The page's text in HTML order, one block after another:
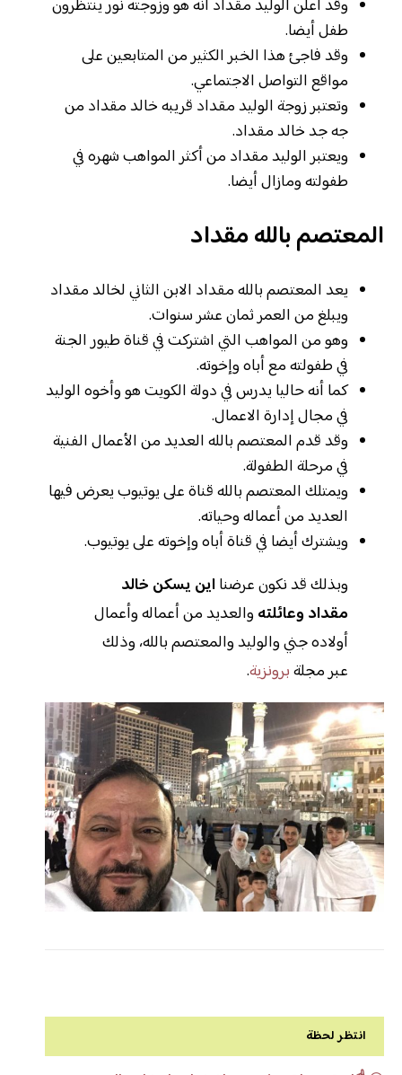
وقد أعلن الوليد مقداد أنه هو وزوجته نور ينتظرون
طفل أيضا.
وقد فاجئ هذا الخبر الكثير من المتابعين على
مواقع التواصل الاجتماعي.
وتعتبر زوجة الوليد مقداد قريبه خالد مقداد من
جه جد خالد مقداد.
ويعتبر الوليد مقداد من أكثر المواهب شهره في
طفولته ومازال أيضا.
المعتصم بالله مقداد
يعد المعتصم بالله مقداد الابن الثاني لخالد مقداد
ويبلغ من العمر ثمان عشر سنوات.
وهو من المواهب التي اشتركت في قناة طيور الجنة
في طفولته مع أباه وإخوته.
كما أنه حاليا يدرس في دولة الكويت هو وأخوه الوليد
في مجال إدارة الاعمال.
وقد قدم المعتصم بالله العديد من الأعمال الفنية
في مرحلة الطفولة.
ويمتلك المعتصم بالله قناة على يوتيوب يعرض فيها
العديد من أعماله وحياته.
ويشترك أيضا في قناة أباه وإخوته على يوتيوب.
وبذلك قد نكون عرضنااين يسكن خالد
مقداد وعائلته والعديد من أعماله وأعمال
أولاده جني والوليد والمعتصم بالله، وذلك
عبر مجلةبرونزية.
انتظر لحظة